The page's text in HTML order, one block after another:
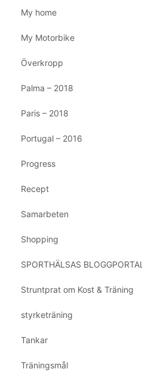
My home
My Motorbike
Överkropp
Palma – 2018
Paris – 2018
Portugal – 2016
Progress
Recept
Samarbeten
Shopping
SPORTHÄLSAS BLOGGPORTAL
Struntprat om Kost & Träning
styrketräning
Tankar
Träningsmål